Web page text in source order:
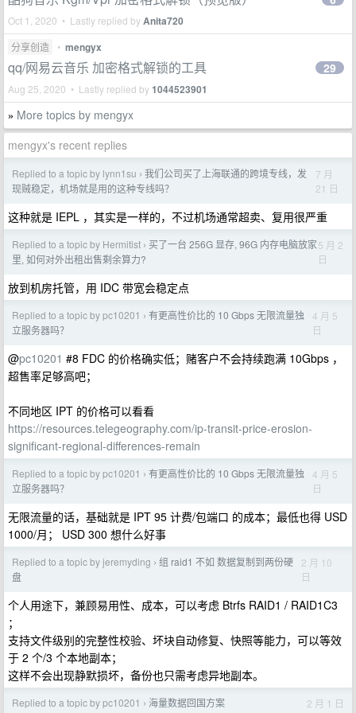
Oct 1, 2020 • Lastly replied byAnita720
分享创造 • mengyx
qq/网易云音乐 加密格式解锁的工具
Aug 25, 2020 • Lastly replied by1044523901
29
» More topics by mengyx
mengyx's recent replies
Replied to a topic by lynn1su › 我们公司买了上海联通的跨境专线，发
现贼稳定，机场就是用的这种专线吗？
7 月
21 日
这种就是 IEPL ，其实是一样的，不过机场通常超卖、复用很严重
Replied to a topic by Hermitist › 买了一台 256G 显存, 96G 内存电脑放家
里, 如何对外出租出售剩余算力?
5 月 2
日
放到机房托管，用 IDC 带宽会稳定点
Replied to a topic by pc10201 › 有更高性价比的 10 Gbps 无限流量独
立服务器吗？
4 月 5
日
@pc10201 #8 FDC 的价格确实低；赌客户不会持续跑满 10Gbps ，
超售率足够高吧；
不同地区 IPT 的价格可以看看
https://resources.telegeography.com/ip-transit-price-erosion-
significant-regional-differences-remain
Replied to a topic by pc10201 › 有更高性价比的 10 Gbps 无限流量独
立服务器吗？
4 月 5
日
无限流量的话，基础就是 IPT 95 计费/包端口 的成本；最低也得 USD
1000/月； USD 300 想什么好事
Replied to a topic by jeremyding › 组 raid1 不如 数据复制到两份硬
盘
2 月 10
日
个人用途下，兼顾易用性、成本，可以考虑 Btrfs RAID1 / RAID1C3
；
支持文件级别的完整性校验、坏块自动修复、快照等能力，可以等效
于 2 个/3 个本地副本；
这样不会出现静默损坏，备份也只需考虑异地副本。
Replied to a topic by pc10201 › 海量数据回国方案 2 月 1 日